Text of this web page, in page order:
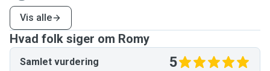
Vis alle
Hvad folk siger om Romy
Samlet vurdering 5